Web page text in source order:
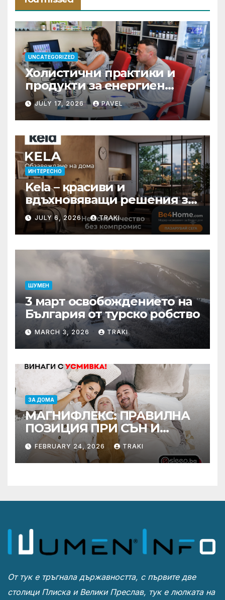
UNCATEGORIZED
Холистични практики и
продукти за енергиен
баланс в ежедневието
JULY 17, 2026 PAVEL
ИНТЕРЕСНО
Kela – красиви и
вдъхновяващи решения за
вашия дом
JULY 6, 2026 TRAKI
ШУМЕН
3 март освобождението на
България от турско робство
MARCH 3, 2026 TRAKI
ЗА ДОМА
МАГНИФЛЕКС: ПРАВИЛНА
ПОЗИЦИЯ ПРИ СЪН И
ПРОМОЦИЯ В Е-SLEEP.BG
FEBRUARY 24, 2026 TRAKI
От тук е тръгнала държавността, с първите две
столици Плиска и Велики Преслав, тук е люлката на